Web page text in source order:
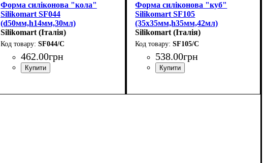
Форма силіконова "кола"
Silikomart SF044
(d50мм,h14мм,30мл)
Silikomart (Італія)
SF044/C
462.00грн
Форма силіконова "куб"
Silikomart SF105
(35х35мм,h35мм,42мл)
Silikomart (Італія)
SF105/C
538.00грн